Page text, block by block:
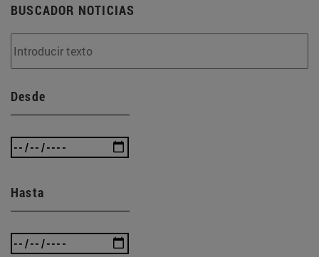
BUSCADOR NOTICIAS
Desde
Hasta